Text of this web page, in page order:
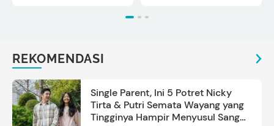
REKOMENDASI
Single Parent, Ini 5 Potret Nicky
Tirta & Putri Semata Wayang yang
Tingginya Hampir Menyusul Sang